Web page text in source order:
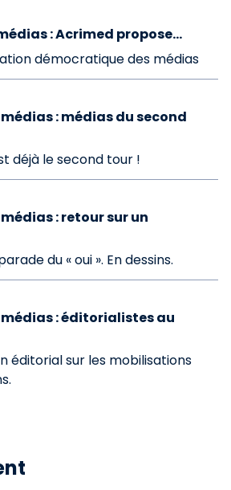
: Acrimed propose...
démocratique des médias
: médias du second
déjà le second tour !
: retour sur un
du « oui ». En dessins.
: éditorialistes au
éditorial sur les mobilisations